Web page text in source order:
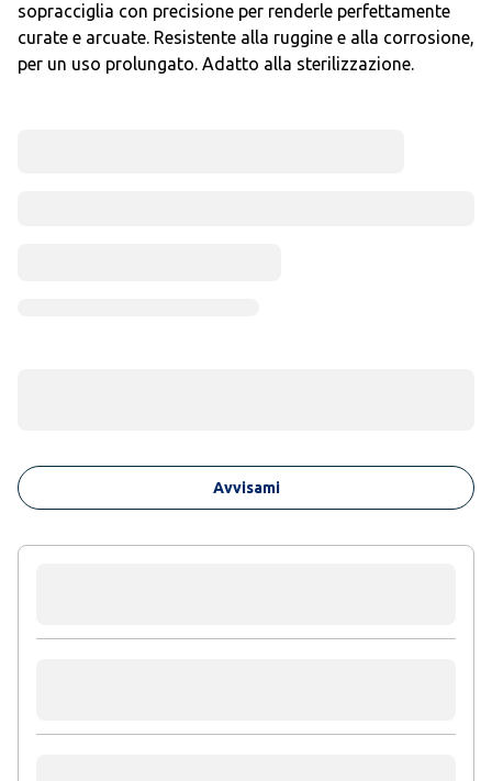
sopracciglia con precisione per renderle perfettamente
curate e arcuate. Resistente alla ruggine e alla corrosione,
per un uso prolungato. Adatto alla sterilizzazione.
Avvisami